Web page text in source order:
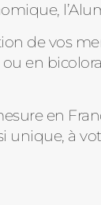
de vos
en
en
unique, à